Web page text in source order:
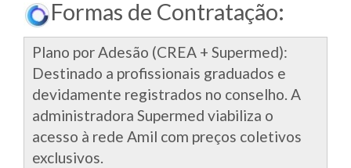
Formas de Contratação:
Plano por Adesão (CREA + Supermed):
Destinado a profissionais graduados e
devidamente registrados no conselho. A
administradora Supermed viabiliza o
acesso à rede Amil com preços coletivos
exclusivos.